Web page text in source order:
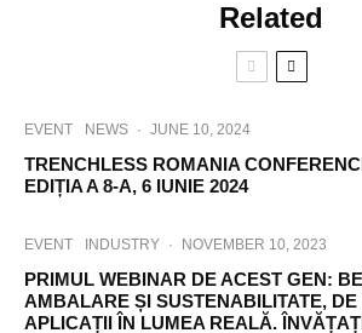
Related
EVENT NEWS · JUNE 10, 2024
TRENCHLESS ROMANIA
EDIȚIA A 8-A, 6 IUNIE 2024
EVENT INDUSTRY · NOVEMBER 10, 2023
PRIMUL WEBINAR DE ACEST GEN:
AMBALARE ȘI SUSTENABILITATE,
APLICAȚII ÎN LUMEA REALĂ.